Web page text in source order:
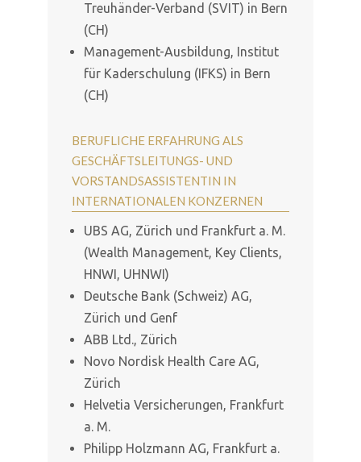
Treuhänder-Verband (SVIT) in Bern
(CH)
Management-Ausbildung, Institut
für Kaderschulung (IFKS) in Bern
(CH)
BERUFLICHE ERFAHRUNG ALS
GESCHÄFTSLEITUNGS- UND
VORSTANDSASSISTENTIN IN
INTERNATIONALEN KONZERNEN
UBS AG, Zürich und Frankfurt a. M.
(Wealth Management, Key Clients,
HNWI, UHNWI)
Deutsche Bank (Schweiz) AG,
Zürich und Genf
ABB Ltd., Zürich
Novo Nordisk Health Care AG,
Zürich
Helvetia Versicherungen, Frankfurt
a. M.
Philipp Holzmann AG, Frankfurt a.